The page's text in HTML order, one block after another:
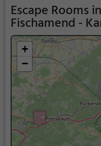
Escape Rooms
Fischamend -
+
−